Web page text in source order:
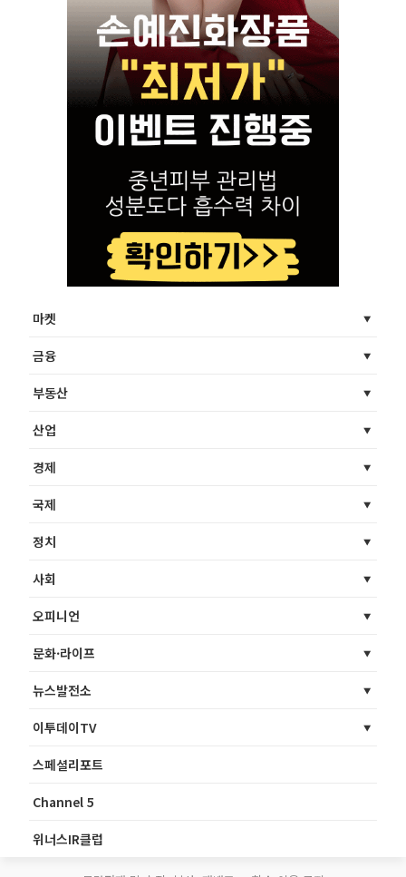
마켓
금융
부동산
산업
경제
국제
정치
사회
오피니언
문화·라이프
뉴스발전소
이투데이TV
스페셜리포트
Channel 5
위너스IR클럽